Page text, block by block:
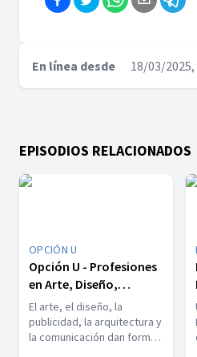
En línea desde 18/03/2025,
EPISODIOS RELACIONADOS
OPCIÓN U
Opción U - Profesiones
en Arte, Diseño,
Publicidad y
Comunicación
El arte, el diseño, la
publicidad, la arquitectura y
la comunicación dan forma